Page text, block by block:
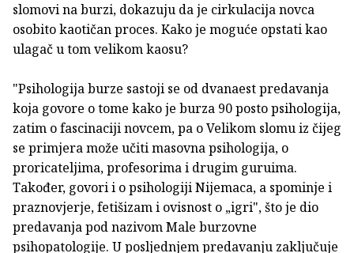
slomovi na burzi, dokazuju da je cirkulacija novca
osobito kaotičan proces. Kako je moguće opstati kao
ulagač u tom velikom kaosu?
"Psihologija burze sastoji se od dvanaest predavanja
koja govore o tome kako je burza 90 posto psihologija,
zatim o fascinaciji novcem, pa o Velikom slomu iz čijeg
se primjera može učiti masovna psihologija, o
proricateljima, profesorima i drugim guruima.
Također, govori i o psihologiji Nijemaca, a spominje i
praznovjerje, fetišizam i ovisnost o „igri", što je dio
predavanja pod nazivom Male burzovne
psihopatologije. U posljednjem predavanju zaključuje